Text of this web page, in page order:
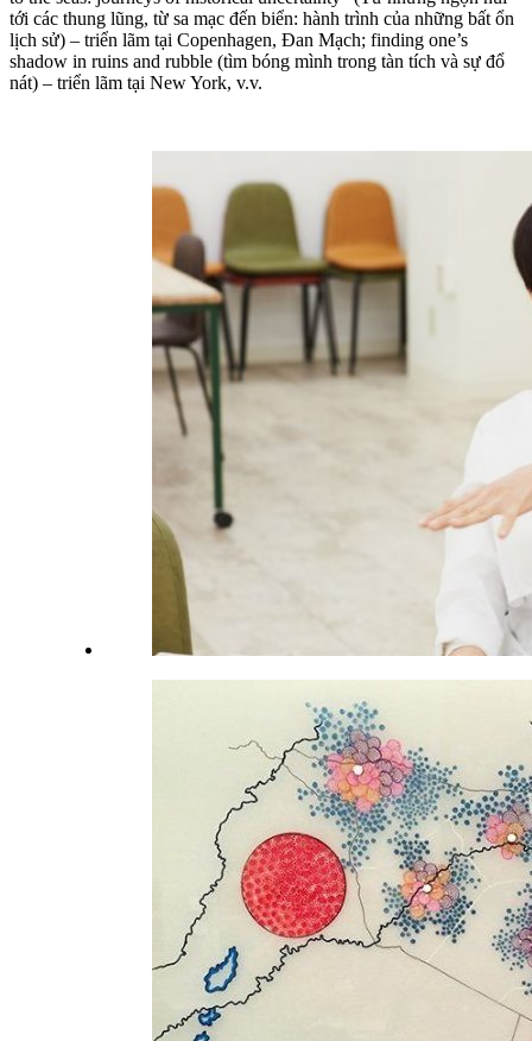
tới các thung lũng, từ sa mạc đến biển: hành trình của những bất ổn
lịch sử) – triển lãm tại Copenhagen, Đan Mạch; finding one’s
shadow in ruins and rubble (tìm bóng mình trong tàn tích và sự đổ
nát) – triển lãm tại New York, v.v.